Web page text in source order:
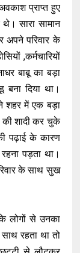
प्राप्त हुए
सारा सामान
परिवार के
,कर्मचारियों
बाबू का बड़ा
दिया था।
शहर में एक बड़ा
शादी कर चुके
पढ़ाई के कारण
पड़ता था।
के साथ सुख
लोगों से उनका
रहता था तो